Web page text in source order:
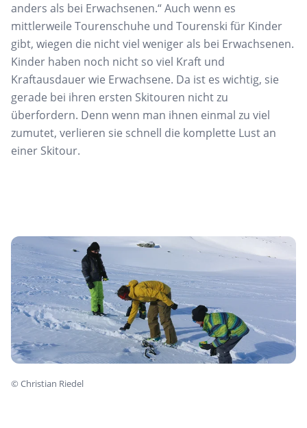
anders als bei Erwachsenen.“ Auch wenn es
mittlerweile Tourenschuhe und Tourenski für Kinder
gibt, wiegen die nicht viel weniger als bei Erwachsenen.
Kinder haben noch nicht so viel Kraft und
Kraftausdauer wie Erwachsene. Da ist es wichtig, sie
gerade bei ihren ersten Skitouren nicht zu
überfordern. Denn wenn man ihnen einmal zu viel
zumutet, verlieren sie schnell die komplette Lust an
einer Skitour.
©Christian Riedel